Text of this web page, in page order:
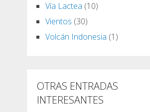
Vía Lactea (10)
Vientos (30)
Volcán Indonesia (1)
OTRAS ENTRADAS
INTERESANTES